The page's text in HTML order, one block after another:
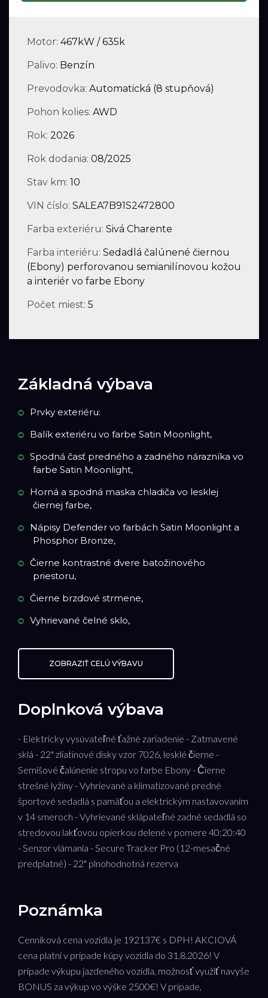
Motor: 467kW / 635k
Palivo: Benzín
Prevodovka: Automatická (8 stupňová)
Pohon kolies: AWD
Rok: 2026
Rok dodania: 08/2025
Stav km: 10
VIN číslo: SALEA7B91S2472800
Farba exteriéru: Sivá Charente
Farba interiéru: Sedadlá čalúnené čiernou
(Ebony) perforovanou semianilínovou kožou
a interiér vo farbe Ebony
Počet miest: 5
Základná výbava
Prvky exteriéru:
Balík exteriéru vo farbe Satin Moonlight,
Spodná časť predného a zadného nárazníka vo
farbe Satin Moonlight,
Horná a spodná maska chladiča vo lesklej
čiernej farbe,
Nápisy Defender vo farbách Satin Moonlight a
Phosphor Bronze,
Čierne kontrastné dvere batožinového
priestoru,
Čierne brzdové strmene,
Vyhrievané čelné sklo,
ZOBRAZIŤ CELÚ VÝBAVU
Doplnková výbava
- Elektricky vysúvateľné ťažné zariadenie - Zatmavené
sklá - 22" zliatinové disky vzor 7026, lesklé čierne -
Semišové čalúnenie stropu vo farbe Ebony - Čierne
strešné lyžiny - Vyhrievané a klimatizované predné
športové sedadlá s pamäťou a elektrickým nastavovaním
v 14 smeroch - Vyhrievané sklápateľné zadné sedadlá so
stredovou lakťovou opierkou delené v pomere 40:20:40
- Senzor vlámania - Secure Tracker Pro (12-mesačné
predplatné) - 22" plnohodnotná rezerva
Poznámka
Cenníková cena vozidla je 192137€ s DPH! AKCIOVÁ
cena platní v prípade kúpy vozidla do 31.8.2026! V
prípade výkupu jazdeného vozidla, možnosť využiť navyše
BONUS za výkup vo výške 2500€! V prípade,